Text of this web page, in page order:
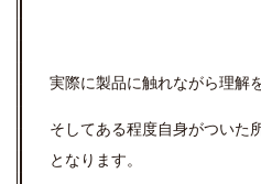
実際に製品に触れながら理解
そしてある程度自身がついた
となります。